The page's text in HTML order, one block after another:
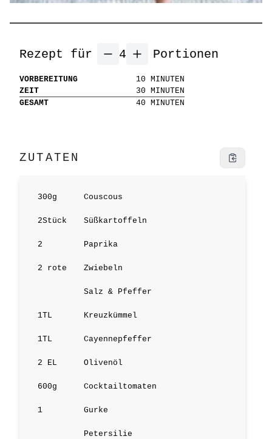
Rezept für 4 Portionen
VORBEREITUNG 10 MINUTEN
ZEIT
30 MINUTEN
GESAMT
40 MINUTEN
ZUTATEN
300g Couscous
2Stück Süßkartoffeln
2 Paprika
2 rote Zwiebeln
Salz & Pfeffer
1TL Kreuzkümmel
1TL Cayennepfeffer
2 EL Olivenöl
600g Cocktailtomaten
1 Gurke
Petersilie